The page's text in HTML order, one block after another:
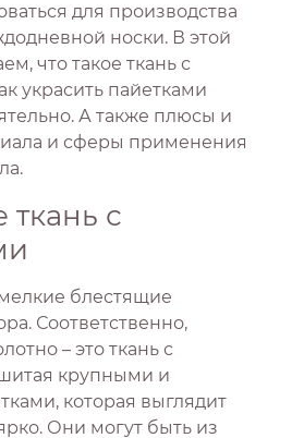
для производства
носки. В этой
что такое ткань с
украсить пайетками
А также плюсы и
и сферы применения
ткань с
блестящие
Соответственно,
– это ткань с
крупными и
которая выглядит
Они могут быть из